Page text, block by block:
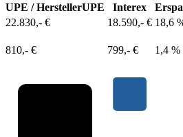
UPE / HerstellerUPE Interex
22.830,- € 18.590,- € 18,6
810,- € 799,- € 1,4 %